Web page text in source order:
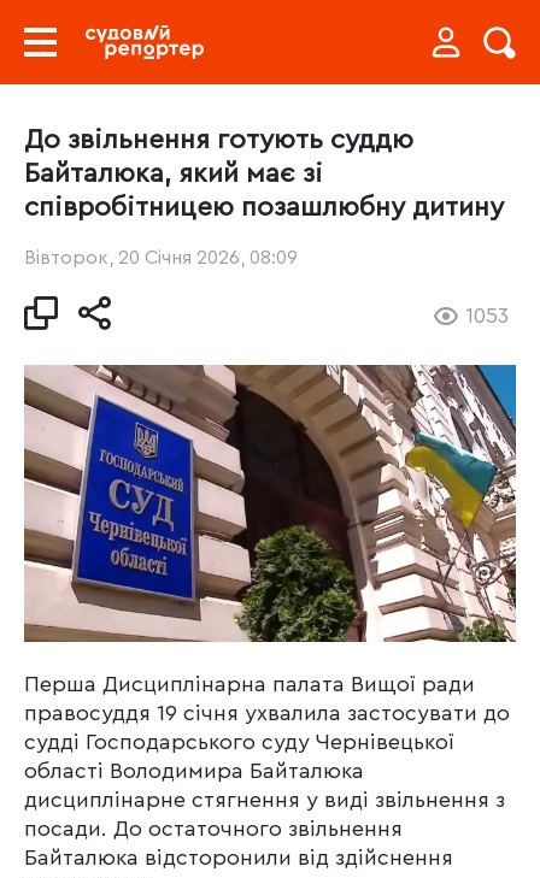
До звільнення готують суддю
Байталюка, який має зі
співробітницею позашлюбну дитину
Вівторок, 20 Січня 2026, 08:09
1053
Перша Дисциплінарна палата Вищої ради
правосуддя 19 січня ухвалила застосувати до
судді Господарського суду Чернівецької
області Володимира Байталюка
дисциплінарне стягнення у виді звільнення з
посади. До остаточного звільнення
Байталюка відсторонили від здійснення